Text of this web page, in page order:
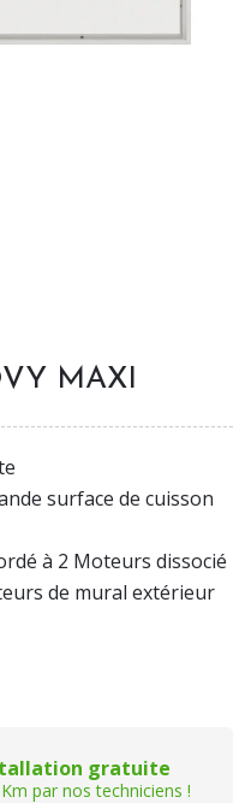
MAXI
surface de cuisson
à 2 Moteurs dissocié
de mural extérieur
gratuite
par nos techniciens !